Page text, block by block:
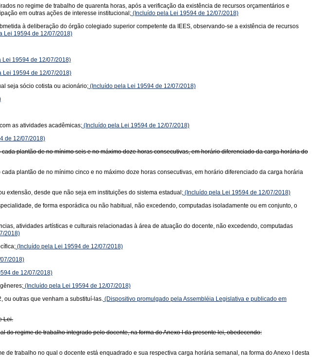
no regime de trabalho de quarenta horas, após a verificação da existência de recursos orçamentários e
em outras ações de interesse institucional; (Incluído pela Lei 19594 de 12/07/2018)
à deliberação do órgão colegiado superior competente da IEES, observando-se a existência de recursos
Lei 19594 de 12/07/2018)
Lei 19594 de 12/07/2018)
Lei 19594 de 12/07/2018)
seja sócio cotista ou acionário; (Incluído pela Lei 19594 de 12/07/2018)
as atividades acadêmicas; (Incluído pela Lei 19594 de 12/07/2018)
de 12/07/2018)
plantão de no mínimo seis e no máximo doze horas consecutivas, em horário diferenciado da carga horária do
plantão de no mínimo cinco e no máximo doze horas consecutivas, em horário diferenciado da carga horária
extensão, desde que não seja em instituições do sistema estadual; (Incluído pela Lei 19594 de 12/07/2018)
de forma esporádica ou não habitual, não excedendo, computadas isoladamente ou em conjunto, o
atividades artísticas e culturais relacionadas à área de atuação do docente, não excedendo, computadas
2018)
(Incluído pela Lei 19594 de 12/07/2018)
2018)
de 12/07/2018)
(Incluído pela Lei 19594 de 12/07/2018)
ou outras que venham a substituí-las. (Dispositivo promulgado pela Assembléia Legislativa e publicado em
Lei.
regime de trabalho integrado pelo docente, na forma do Anexo I da presente lei, obedecendo:
trabalho no qual o docente está enquadrado e sua respectiva carga horária semanal, na forma do Anexo I desta